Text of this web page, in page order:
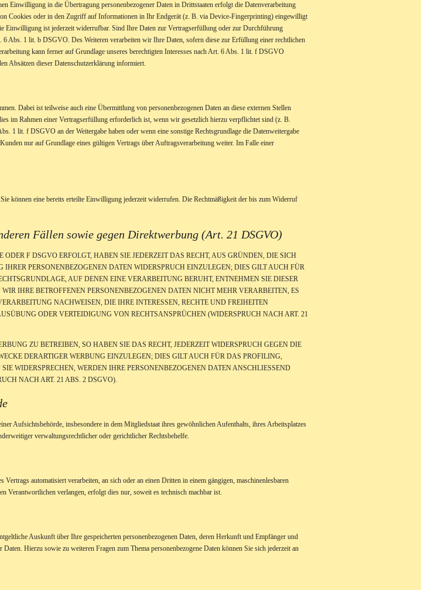
Einwilligung in die Übertragung personenbezogener Daten in Drittstaaten erfolgt die Datenverarbeitung
Cookies oder in den Zugriff auf Informationen in Ihr Endgerät (z. B. via Device-Fingerprinting) eingewilligt
ist jederzeit widerrufbar. Sind Ihre Daten zur Vertragserfüllung oder zur Durchführung
Abs. 1 lit. b DSGVO. Des Weiteren verarbeiten wir Ihre Daten, sofern diese zur Erfüllung einer rechtlichen
kann ferner auf Grundlage unseres berechtigten Interesses nach Art. 6 Abs. 1 lit. f DSGVO
Absätzen dieser Datenschutzerklärung informiert.
Dabei ist teilweise auch eine Übermittlung von personenbezogenen Daten an diese externen Stellen
im Rahmen einer Vertragserfüllung erforderlich ist, wenn wir gesetzlich hierzu verpflichtet sind (z. B.
1 lit. f DSGVO an der Weitergabe haben oder wenn eine sonstige Rechtsgrundlage die Datenweitergabe
nur auf Grundlage eines gültigen Vertrags über Auftragsverarbeitung weiter. Im Falle einer
können eine bereits erteilte Einwilligung jederzeit widerrufen. Die Rechtmäßigkeit der bis zum Widerruf
Fällen sowie gegen Direktwerbung (Art. 21 DSGVO)
F DSGVO ERFOLGT, HABEN SIE JEDERZEIT DAS RECHT, AUS GRÜNDEN, DIE SICH
PERSONENBEZOGENEN DATEN WIDERSPRUCH EINZULEGEN; DIES GILT AUCH FÜR
AUF DENEN EINE VERARBEITUNG BERUHT, ENTNEHMEN SIE DIESER
IHRE BETROFFENEN PERSONENBEZOGENEN DATEN NICHT MEHR VERARBEITEN, ES
NACHWEISEN, DIE IHRE INTERESSEN, RECHTE UND FREIHEITEN
ODER VERTEIDIGUNG VON RECHTSANSPRÜCHEN (WIDERSPRUCH NACH ART. 21
ZU BETREIBEN, SO HABEN SIE DAS RECHT, JEDERZEIT WIDERSPRUCH GEGEN DIE
DERARTIGER WERBUNG EINZULEGEN; DIES GILT AUCH FÜR DAS PROFILING,
WIDERSPRECHEN, WERDEN IHRE PERSONENBEZOGENEN DATEN ANSCHLIESSEND
NACH ART. 21 ABS. 2 DSGVO).
Aufsichtsbehörde, insbesondere in dem Mitgliedstaat ihres gewöhnlichen Aufenthalts, ihres Arbeitsplatzes
verwaltungsrechtlicher oder gerichtlicher Rechtsbehelfe.
automatisiert verarbeiten, an sich oder an einen Dritten in einem gängigen, maschinenlesbaren
Verantwortlichen verlangen, erfolgt dies nur, soweit es technisch machbar ist.
Auskunft über Ihre gespeicherten personenbezogenen Daten, deren Herkunft und Empfänger und
Hierzu sowie zu weiteren Fragen zum Thema personenbezogene Daten können Sie sich jederzeit an